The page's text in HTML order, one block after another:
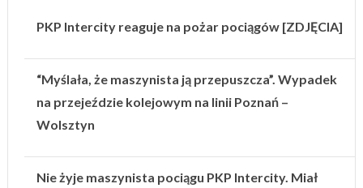
PKP Intercity reaguje na pożar pociągów [ZDJĘCIA]
“Myślała, że maszynista ją przepuszcza”. Wypadek
na przejeździe kolejowym na linii Poznań –
Wolsztyn
Nie żyje maszynista pociągu PKP Intercity. Miał